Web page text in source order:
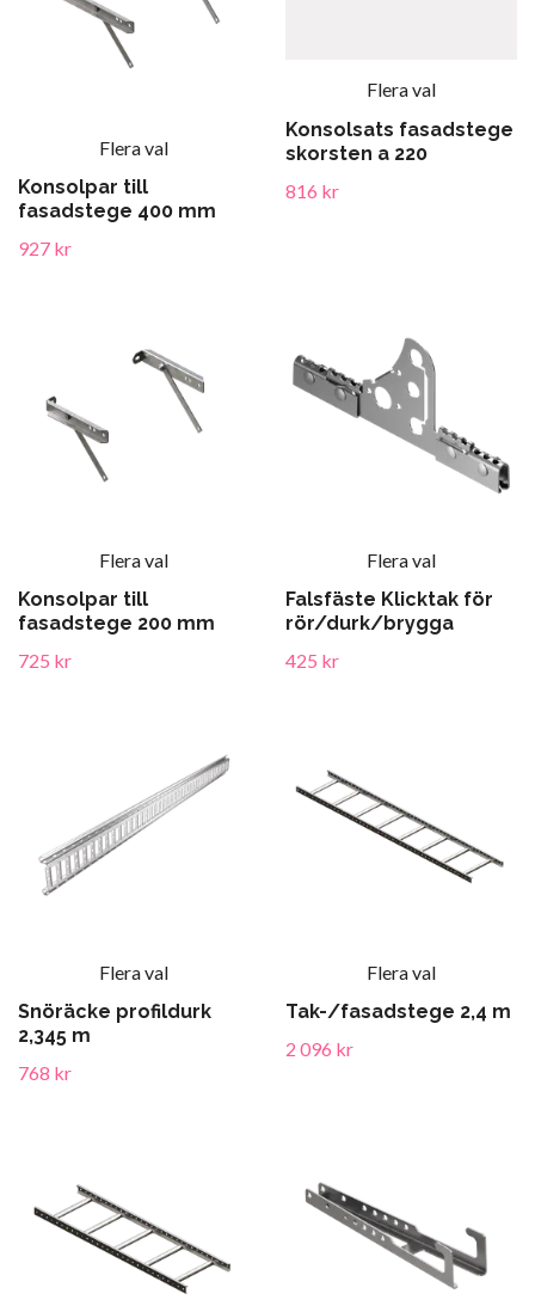
Flera val
Konsolpar till
fasadstege 400 mm
927 kr
Flera val
Konsolsats fasadstege
skorsten a 220
816 kr
Flera val
Konsolpar till
fasadstege 200 mm
725 kr
Flera val
Falsfäste Klicktak för
rör/durk/brygga
425 kr
Flera val
Snöräcke profildurk
2,345 m
768 kr
Flera val
Tak-/fasadstege 2,4 m
2 096 kr